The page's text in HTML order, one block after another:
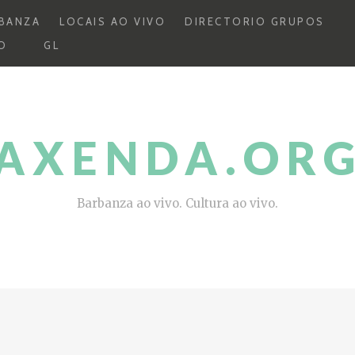
LOCAIS AO VIVO
DIRECTORIO GRUPOS
GL
Barbanza ao vivo. Cultura ao vivo.